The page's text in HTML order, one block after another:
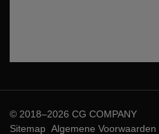
© 2018–2026 CG COMPANY
Sitemap Algemene Voorwaarden